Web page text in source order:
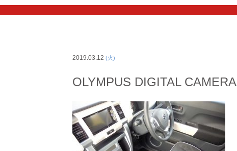
2019.03.12 (火)
OLYMPUS DIGITAL CAMERA